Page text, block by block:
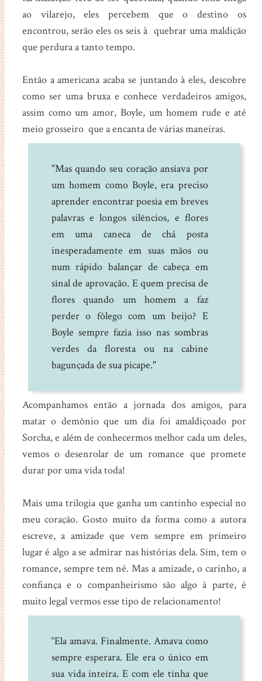
ao vilarejo, eles percebem que o destino os
encontrou, serão eles os seis à quebrar uma maldição
que perdura a tanto tempo.
Então a americana acaba se juntando à eles, descobre
como ser uma bruxa e conhece verdadeiros amigos,
assim como um amor, Boyle, um homem rude e até
meio grosseiro que a encanta de várias maneiras.
"Mas quando seu coração ansiava por
um homem como Boyle, era preciso
aprender encontrar poesia em breves
palavras e longos silêncios, e flores
em uma caneca de chá posta
inesperadamente em suas mãos ou
num rápido balançar de cabeça em
sinal de aprovação. E quem precisa de
flores quando um homem a faz
perder o fôlego com um beijo? E
Boyle sempre fazia isso nas sombras
verdes da floresta ou na cabine
bagunçada de sua picape."
Acompanhamos então a jornada dos amigos, para
matar o demônio que um dia foi amaldiçoado por
Sorcha, e além de conhecermos melhor cada um deles,
vemos o desenrolar de um romance que promete
durar por uma vida toda!
Mais uma trilogia que ganha um cantinho especial no
meu coração. Gosto muito da forma como a autora
escreve, a amizade que vem sempre em primeiro
lugar é algo a se admirar nas histórias dela. Sim, tem o
romance, sempre tem né. Mas a amizade, o carinho, a
confiança e o companheirismo são algo à parte, é
muito legal vermos esse tipo de relacionamento!
“Ela amava. Finalmente. Amava como
sempre esperara. Ele era o único em
sua vida inteira. E com ele tinha que